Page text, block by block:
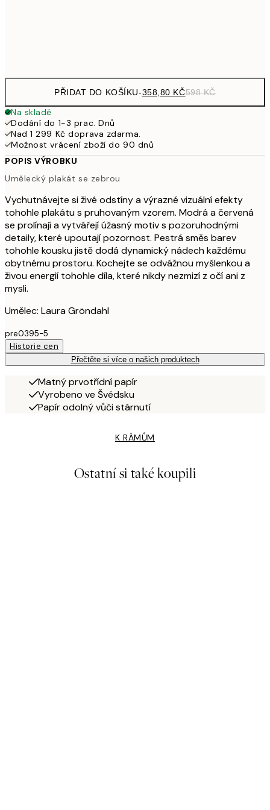
PŘIDAT DO KOŠÍKU-358,80 KČ598 KČ
Na skladě
Dodání do 1-3 prac. Dnů
Nad 1 299 Kč doprava zdarma.
Možnost vrácení zboží do 90 dnů
POPIS VÝROBKU
Umělecký plakát se zebrou
Vychutnávejte si živé odstíny a výrazné vizuální efekty
tohohle plakátu s pruhovaným vzorem. Modrá a červená
se prolínají a vytvářejí úžasný motiv s pozoruhodnými
detaily, které upoutají pozornost. Pestrá směs barev
tohohle kousku jistě dodá dynamický nádech každému
obytnému prostoru. Kochejte se odvážnou myšlenkou a
živou energií tohohle díla, které nikdy nezmizí z očí ani z
mysli.
Umělec: Laura Gröndahl
pre0395-5
Historie cen
Přečtěte si více o našich produktech
Matný prvotřídní papír
Vyrobeno ve Švédsku
Papír odolný vůči stárnutí
K RÁMŮM
Ostatní si také koupili